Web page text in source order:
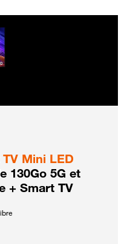
Mini LED
130Go 5G et
+ Smart TV